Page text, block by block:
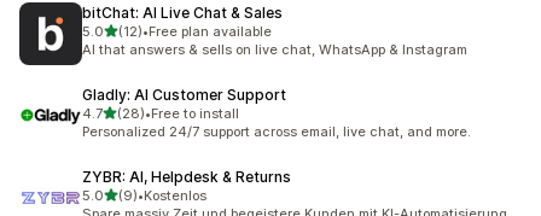
bitChat: AI Live Chat & Sales
5.0滿分 5 顆星
(12)
共有 12 則評價
•Free plan available
AI that answers & sells on live chat, WhatsApp & Instagram
Gladly: AI Customer Support
4.7滿分 5 顆星
(28)
共有 28 則評價
•Free to install
Personalized 24/7 support across email, live chat, and more.
ZYBR: AI, Helpdesk & Returns
5.0滿分 5 顆星
(9)
共有 9 則評價
•Kostenlos